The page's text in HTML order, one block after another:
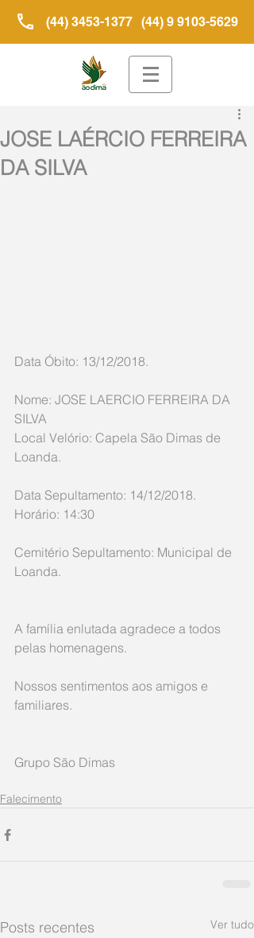
(44) 3453-1377 (44) 9 9103-5629
JOSE LAÉRCIO FERREIRA
DA SILVA
Data Óbito: 13/12/2018.
Nome: JOSE LAERCIO FERREIRA DA
SILVA
Local Velório: Capela São Dimas de
Loanda.
Data Sepultamento: 14/12/2018.
Horário: 14:30
Cemitério Sepultamento: Municipal de
Loanda.
A família enlutada agradece a todos
pelas homenagens.
Nossos sentimentos aos amigos e
familiares.
Grupo São Dimas
Falecimento
Posts recentes Ver tudo